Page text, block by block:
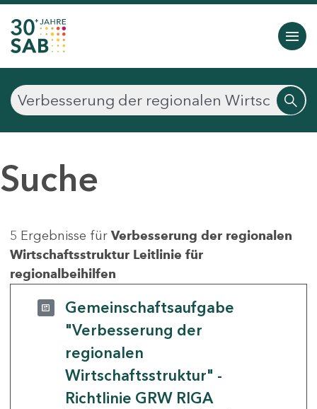
Suche
5 Ergebnisse für Verbesserung der regionalen
Wirtschaftsstruktur Leitlinie für
regionalbeihilfen
Gemeinschaftsaufgabe
"Verbesserung der
regionalen
Wirtschaftsstruktur" -
Richtlinie GRW RIGA